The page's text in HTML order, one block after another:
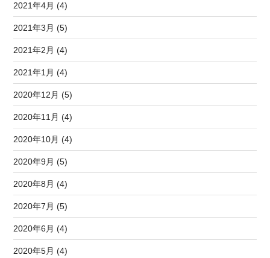
2021年4月 (4)
2021年3月 (5)
2021年2月 (4)
2021年1月 (4)
2020年12月 (5)
2020年11月 (4)
2020年10月 (4)
2020年9月 (5)
2020年8月 (4)
2020年7月 (5)
2020年6月 (4)
2020年5月 (4)